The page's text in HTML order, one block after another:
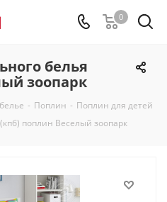
0
белья
зоопарк
- Поплин - Поплин для детей
поплин Веселый зоопарк